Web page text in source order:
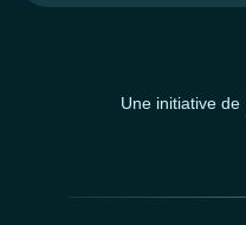
Une initiative de